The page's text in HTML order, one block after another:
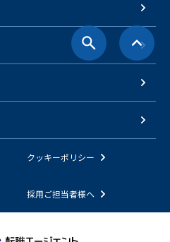
クッキーポリシー
採用ご担当者様へ